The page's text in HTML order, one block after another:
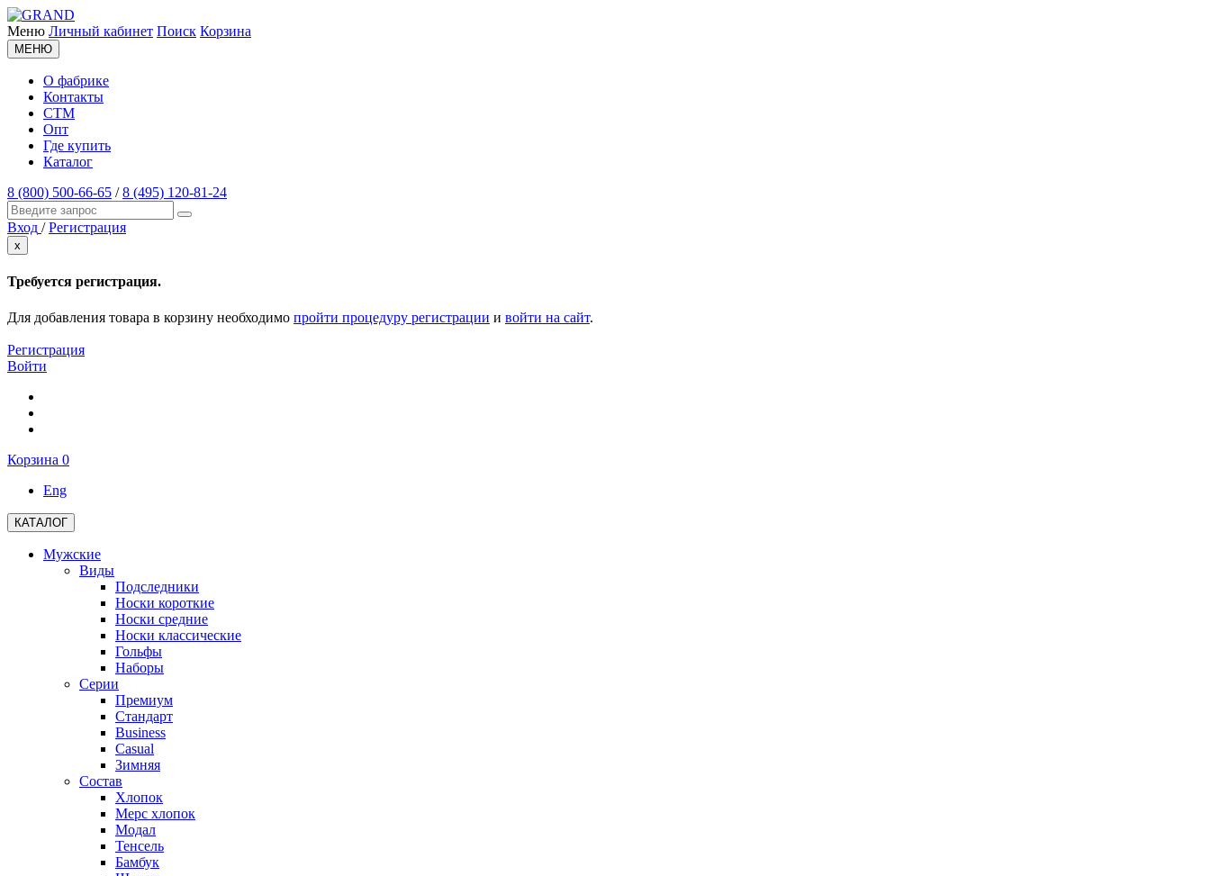
Меню Личный кабинет Поиск Корзина
МЕНЮ
О фабрике
Контакты
СТМ
Опт
Где купить
Каталог
8 (800) 500-66-65 /8 (495) 120-81-24
Вход / Регистрация
x
Требуется регистрация.
Для добавления товара в корзину необходимо пройти процедуру регистрации и войти на сайт.
Регистрация
Войти
Корзина 0
Eng
КАТАЛОГ
Мужские
Виды
Подследники
Носки короткие
Носки средние
Носки классические
Гольфы
Наборы
Серии
Премиум
Стандарт
Business
Casual
Зимняя
Состав
Хлопок
Мерс хлопок
Модал
Тенсель
Бамбук